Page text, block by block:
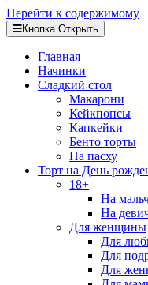
Перейти к содержимому
Кнопка Открыть
Главная
Начинки
Сладкий стол
Макарони
Кейкпопсы
Капкейки
Бенто торты
На пасху
Торт на День
18+
На
На
Для женщины
Для
Для
Для